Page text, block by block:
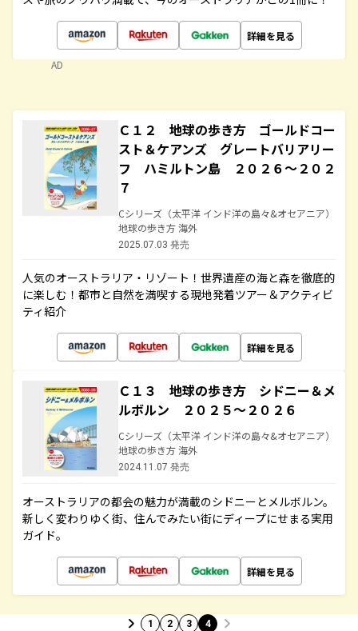
詳細を見る
AD
Ｃ１２ 地球の歩き方 ゴールドコー
スト＆ケアンズ グレートバリアリー
フ ハミルトン島 ２０２６～２０２
７
Cシリーズ（太平洋 インド洋の島々&オセアニア）
地球の歩き方 海外
2025.07.03 発売
人気のオーストラリア・リゾート！世界遺産の海と森を徹底的
に楽しむ！都市と自然を満喫する現地発着ツアー＆アクティビ
ティ紹介
詳細を見る
Ｃ１３ 地球の歩き方 シドニー＆メ
ルボルン ２０２５～２０２６
Cシリーズ（太平洋 インド洋の島々&オセアニア）
地球の歩き方 海外
2024.11.07 発売
オーストラリアの都会の魅力が満載のシドニーとメルボルン。
新しく変わりゆく街、住んでみたい街にディープにせまる実用
ガイド。
詳細を見る
1 2 3 4